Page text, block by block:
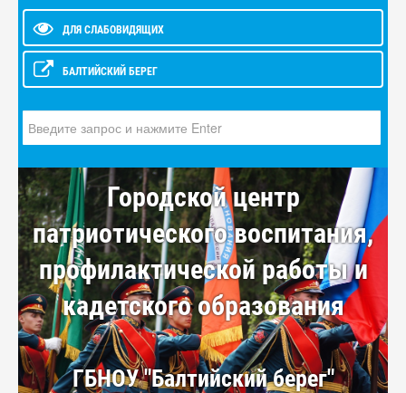
ДЛЯ СЛАБОВИДЯЩИХ
БАЛТИЙСКИЙ БЕРЕГ
Городской центр
патриотического воспитания,
профилактической работы и
кадетского образования
ГБНОУ "Балтийский берег"